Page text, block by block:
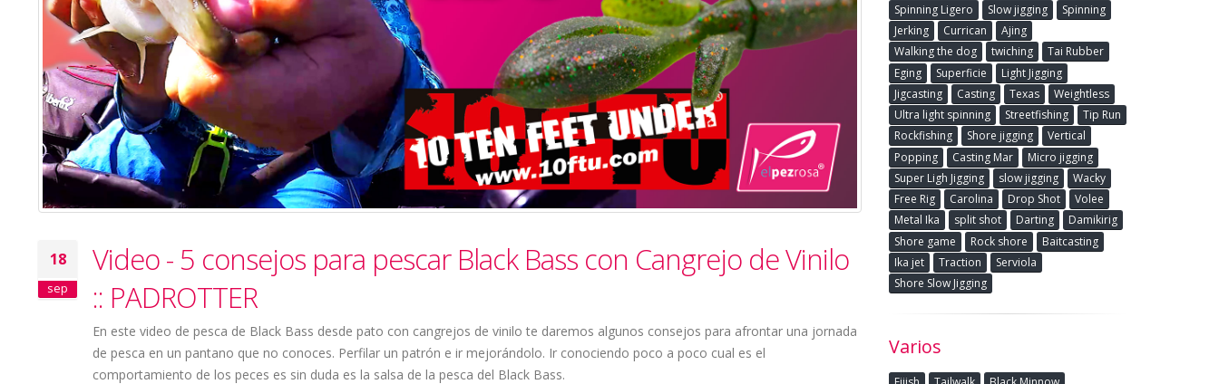
18
sep
Video - 5 consejos para pescar Black Bass con Cangrejo de Vinilo
:: PADROTTER
En este video de pesca de Black Bass desde pato con cangrejos de vinilo te daremos algunos consejos para afrontar una jornada
de pesca en un pantano que no conoces. Perfilar un patrón e ir mejorándolo. Ir conociendo poco a poco cual es el
comportamiento de los peces es sin duda es la salsa de la pesca del Black Bass.
Spinning Ligero
Slow jigging
Spinning
Jerking
Currican
Ajing
Walking the dog
twiching
Tai Rubber
Eging
Superficie
Light Jigging
Jigcasting
Casting Texas
Weightless
Ultra light spinning
Streetfishing
Tip Run
Rockfishing
Shore jigging
Vertical
Popping
Casting Mar
Micro jigging
Super Ligh Jigging
slow jigging
Wacky
Free Rig
Carolina Drop Shot
Volee
Metal Ika
split shot Darting
Damikirig
Shore game
Rock shore
Baitcasting
Ika jet
Traction
Serviola
Shore Slow Jigging
Varios